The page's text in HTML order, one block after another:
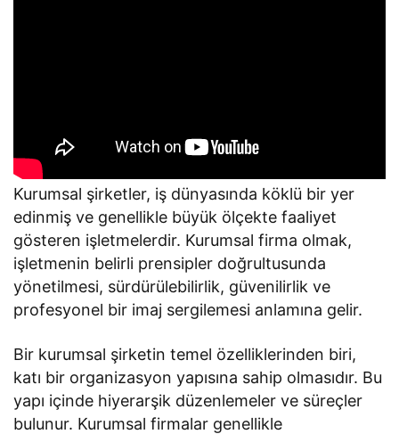
Kurumsal şirketler, iş dünyasında köklü bir yer
edinmiş ve genellikle büyük ölçekte faaliyet
gösteren işletmelerdir. Kurumsal firma olmak,
işletmenin belirli prensipler doğrultusunda
yönetilmesi, sürdürülebilirlik, güvenilirlik ve
profesyonel bir imaj sergilemesi anlamına gelir.
Bir kurumsal şirketin temel özelliklerinden biri,
katı bir organizasyon yapısına sahip olmasıdır. Bu
yapı içinde hiyerarşik düzenlemeler ve süreçler
bulunur. Kurumsal firmalar genellikle